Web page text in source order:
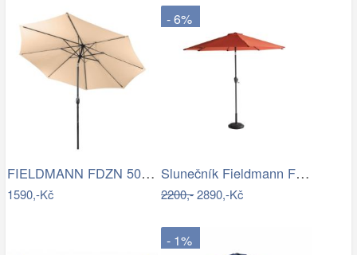
FIELDMANN FDZN 5006 Slunečník krémový 3…
1590,-Kč
- 6%
Slunečník Fieldmann FDZN 4014
2200,-2890,-Kč
- 1%